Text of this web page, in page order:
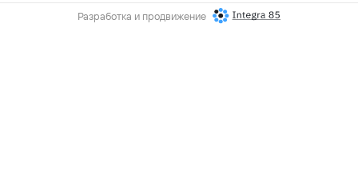
Разработка и продвижение